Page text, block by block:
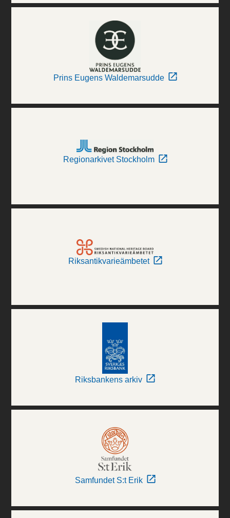
Prins Eugens Waldemarsudde
Regionarkivet Stockholm
Riksantikvarieämbetet
Riksbankens arkiv
Samfundet S:t Erik